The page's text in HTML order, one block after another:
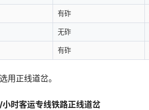
有砟
无砟
有砟
用正线道岔。
时客运专线铁路正线道岔